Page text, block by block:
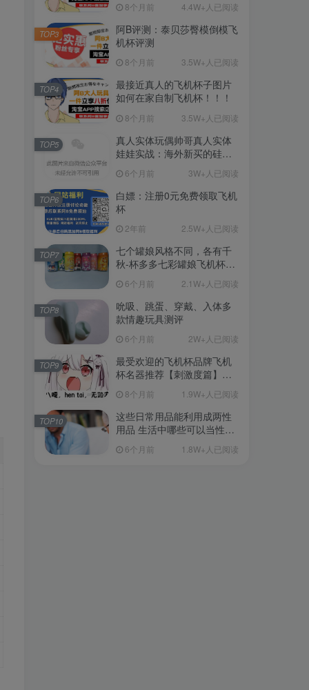
8个月前 4.4W+人已阅读
阿B评测：泰贝莎臀模倒模飞
机杯评测
8个月前 3.5W+人已阅读
TOP3
最接近真人的飞机杯子图片
如何在家自制飞机杯！！！
8个月前 3.5W+人已阅读
TOP4
真人实体玩偶帅哥真人实体
娃娃实战：海外新买的硅胶
6个月前 3W+人已阅读
TOP5
白嫖：注册0元免费领取飞机
杯
2年前 2.5W+人已阅读
TOP6
七个罐娘风格不同，各有千
秋-杯多多七彩罐娘飞机杯测
6个月前 2.1W+人已阅读
TOP7
吮吸、跳蛋、穿戴、入体多
款情趣玩具测评
6个月前 2W+人已阅读
TOP8
最受欢迎的飞机杯品牌飞机
杯名器推荐【刺激度篇】：
清单（11月更）
8个月前 1.9W+人已阅读
TOP9
这些日常用品能利用成两性
用品 生活中哪些可以当性用
6个月前 1.8W+人已阅读
TOP10